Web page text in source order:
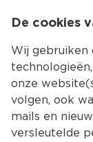
Terug
De cookies
Wij gebruiken
onze
volgen, ook
mails en
versleutelde